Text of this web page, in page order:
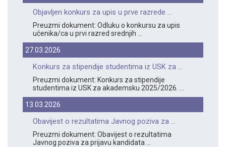
Objavljen konkurs za upis u prve razrede ...
Preuzmi dokument: Odluku o konkursu za upis
učenika/ca u prvi razred srednjih ...
27.03.2026
Konkurs za stipendije studentima iz USK za ...
Preuzmi dokument: Konkurs za stipendije
studentima iz USK za akademsku 2025/2026. ...
13.03.2026
Obavijest o rezultatima Javnog poziva za ...
Preuzmi dokument: Obavijest o rezultatima
Javnog poziva za prijavu kandidata ...